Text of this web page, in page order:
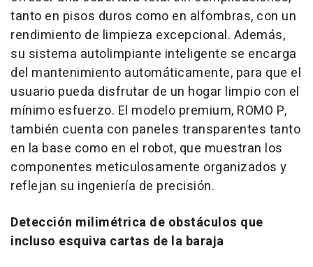
tanto en pisos duros como en alfombras, con un
rendimiento de limpieza excepcional. Además,
su sistema autolimpiante inteligente se encarga
del mantenimiento automáticamente, para que el
usuario pueda disfrutar de un hogar limpio con el
mínimo esfuerzo. El modelo premium, ROMO P,
también cuenta con paneles transparentes tanto
en la base como en el robot, que muestran los
componentes meticulosamente organizados y
reflejan su ingeniería de precisión.
Detección milimétrica de obstáculos que
incluso esquiva cartas de la baraja